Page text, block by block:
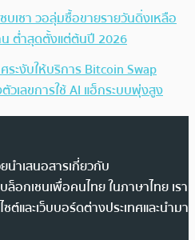
บเซา วอลุ่มซื้อขายรายวันดิ่งเหลือ
ต่ำสุดตั้งแต่ต้นปี 2026
ระงับให้บริการ Bitcoin Swap
วเลขการใช้ AI แฮ็กระบบพุ่งสูง
นำเสนอสารเกี่ยวกับ
ล็อกเชนเพื่อคนไทย ในภาษาไทย เรา
และเว็บบอร์ดต่างประเทศและนำมา